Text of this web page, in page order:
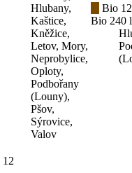
Hlubany,
Kaštice,
Kněžice,
Letov, Mory,
Neprobylice,
Oploty,
Podbořany
(Louny),
Pšov,
Sýrovice,
Valov
Bio
Bio 240 l
12